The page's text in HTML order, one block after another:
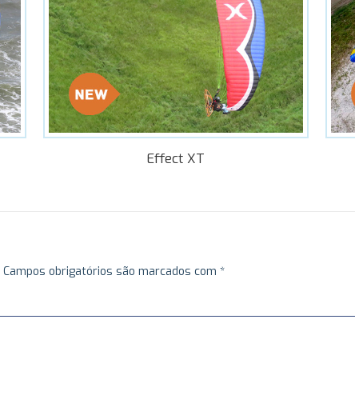
Effect XT
Campos obrigatórios são marcados com *